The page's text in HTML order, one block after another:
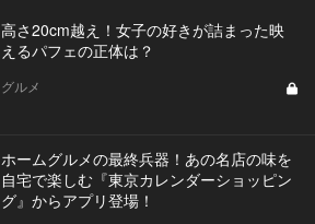
高さ20cm越え！女子の好きが詰まった映
えるパフェの正体は？
グルメ
ホームグルメの最終兵器！あの名店の味を
自宅で楽しむ『東京カレンダーショッピン
グ』からアプリ登場！